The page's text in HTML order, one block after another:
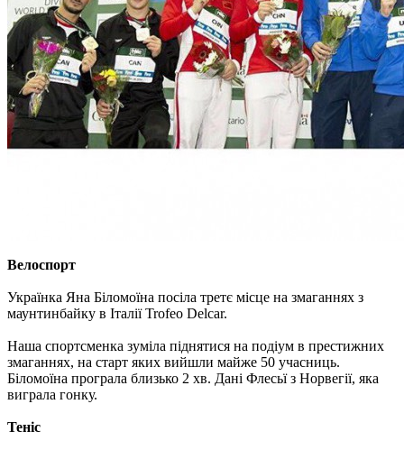
Велоспорт
Українка Яна Біломоїна посіла третє місце на змаганнях з
маунтинбайку в Італії Trofeo Delcar.
Наша спортсменка зуміла піднятися на подіум в престижних
змаганнях, на старт яких вийшли майже 50 учасниць.
Біломоїна програла близько 2 хв. Дані Флесьї з Норвегії, яка
виграла гонку.
Теніс